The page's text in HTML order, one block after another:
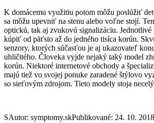
K domácemu využitiu potom môžu poslúžiť
sa môžu upevniť na stenu alebo voľne stojí.
optickú, tak aj zvukovú signalizáciu. Jednotlivé
kúpiť od päťsto až do jedného tisíca korún.
senzory, ktorých súčasťou je aj ukazovateľ
uhličitého. Človeka vyjde nejaký taký model
korún. Niektoré internetové obchody a
majú tiež vo svojej ponuke zaradené štýlovo
so sieťovým zdrojom. Tieto modely stoja
SAutor: symptomy.skPublikované: 24. 10. 2018